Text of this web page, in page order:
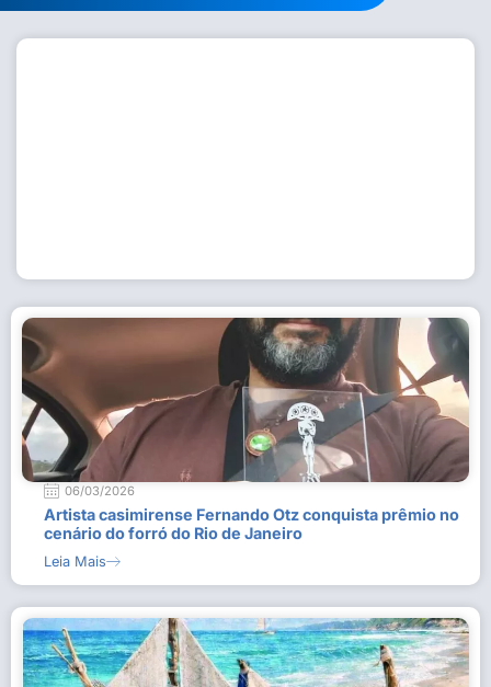
06/03/2026
Artista casimirense Fernando Otz conquista prêmio no
cenário do forró do Rio de Janeiro
Leia Mais